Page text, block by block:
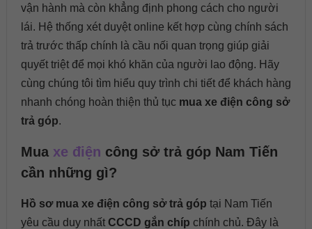
vận hành mà còn khẳng định phong cách cho người
lái. Hệ thống xét duyệt online kết hợp cùng chính sách
trả trước thấp chính là cầu nối quan trọng giúp giải
quyết triệt để mọi khó khăn của người lao động. Hãy
cùng chúng tôi tìm hiểu quy trình chi tiết để khách hàng
nhanh chóng hoàn thiện thủ tục mua xe điện công sở
trả góp.
Mua xe điện công sở trả góp Nam Tiến
cần những gì?
Hồ sơ mua xe điện công sở trả góp tại Nam Tiến
yêu cầu duy nhất CCCD gắn chíp chính chủ. Đây là